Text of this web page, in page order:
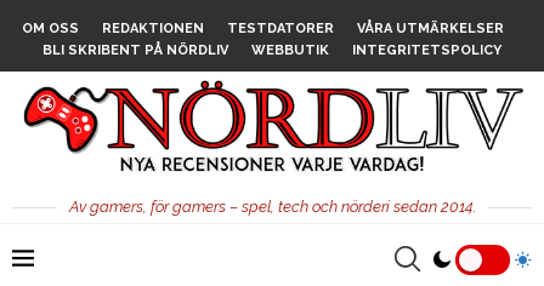
OM OSS REDAKTIONEN TESTDATORER
VÅRA UTMÄRKELSER
BLI SKRIBENT PÅ NÖRDLIV
WEBBUTIK INTEGRITETSPOLICY
Av gamers, för gamers – spel, tech och nörderi sedan 2014.